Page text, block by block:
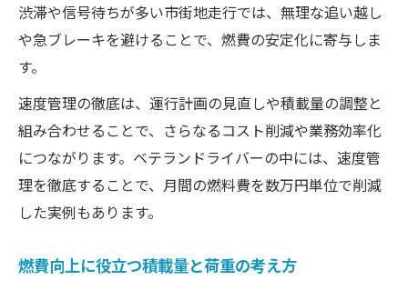
渋滞や信号待ちが多い市街地走行では、無理な追い越し
や急ブレーキを避けることで、燃費の安定化に寄与しま
す。
速度管理の徹底は、運行計画の見直しや積載量の調整と
組み合わせることで、さらなるコスト削減や業務効率化
につながります。ベテランドライバーの中には、速度管
理を徹底することで、月間の燃料費を数万円単位で削減
した実例もあります。
燃費向上に役立つ積載量と荷重の考え方